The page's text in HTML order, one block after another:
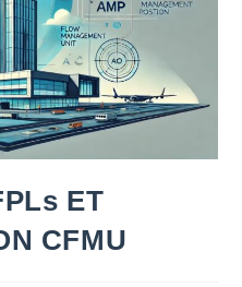
ET
CFMU